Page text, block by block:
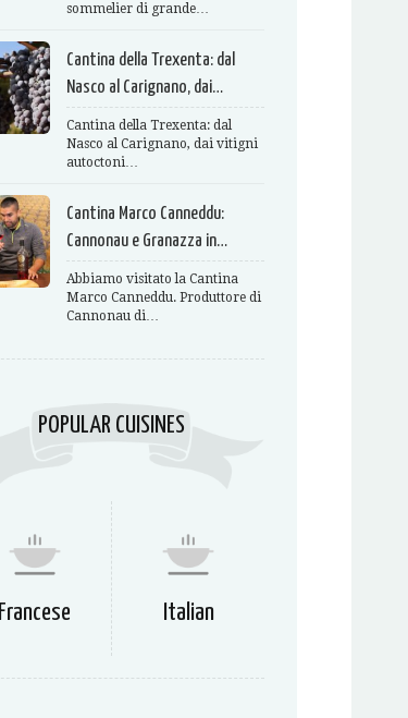
sommelier di grande…
Cantina della Trexenta: dal
Nasco al Carignano, dai…
Cantina della Trexenta: dal
Nasco al Carignano, dai vitigni
autoctoni…
Cantina Marco Canneddu:
Cannonau e Granazza in…
Abbiamo visitato la Cantina
Marco Canneddu. Produttore di
Cannonau di…
POPULAR CUISINES
Francese Italian